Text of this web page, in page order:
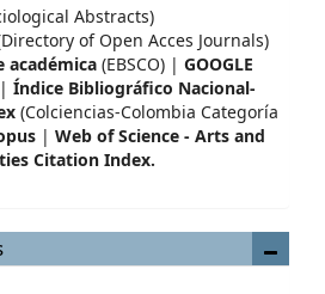
Abstracts)
of Open Acces Journals)
académica (EBSCO) | GOOGLE
Índice Bibliográfico Nacional-
(Colciencias-Colombia Categoría
| Web of Science - Arts and
Citation Index.